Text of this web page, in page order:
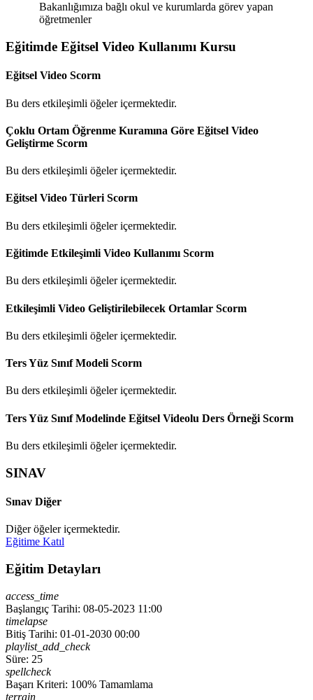
Bakanlığımıza bağlı okul ve kurumlarda görev yapan
öğretmenler
Eğitimde Eğitsel Video Kullanımı Kursu
Eğitsel Video Scorm
Bu ders etkileşimli öğeler içermektedir.
Çoklu Ortam Öğrenme Kuramına Göre Eğitsel Video
Geliştirme Scorm
Bu ders etkileşimli öğeler içermektedir.
Eğitsel Video TürleriScorm
Bu ders etkileşimli öğeler içermektedir.
Eğitimde Etkileşimli Video Kullanımı Scorm
Bu ders etkileşimli öğeler içermektedir.
Etkileşimli Video Geliştirilebilecek Ortamlar Scorm
Bu ders etkileşimli öğeler içermektedir.
Ters Yüz Sınıf Modeli Scorm
Bu ders etkileşimli öğeler içermektedir.
Ters Yüz Sınıf Modelinde Eğitsel Videolu Ders Örneği Scorm
Bu ders etkileşimli öğeler içermektedir.
SINAV
Sınav Diğer
Diğer öğeler içermektedir.
Eğitime Katıl
Eğitim Detayları
access_time
Başlangıç Tarihi: 08-05-2023 11:00
timelapse
Bitiş Tarihi: 01-01-2030 00:00
playlist_add_check
Süre: 25
spellcheck
Başarı Kriteri: 100% Tamamlama
terrain